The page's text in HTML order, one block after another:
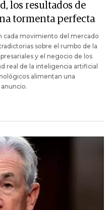
los resultados de
tormenta perfecta
cada movimiento del mercado
sobre el rumbo de la
y el negocio de los
real de la inteligencia artificial
alimentan una